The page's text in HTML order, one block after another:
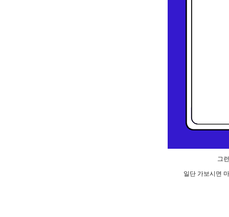
그
일단 가보시면